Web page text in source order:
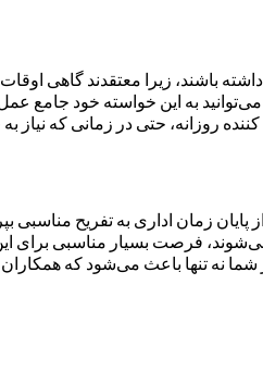
باشند، زیرا معتقدند گاهی
به این خواسته خود جامع عمل
حتی در زمانی که نیاز
زمان اداری به تفریح
فرصت بسیار مناسبی برای
نه تنها باعث می‌شود که